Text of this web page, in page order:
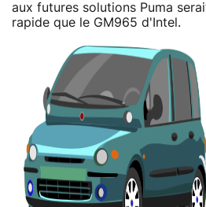
aux futures solutions Puma
rapide que le GM965 d'Intel.